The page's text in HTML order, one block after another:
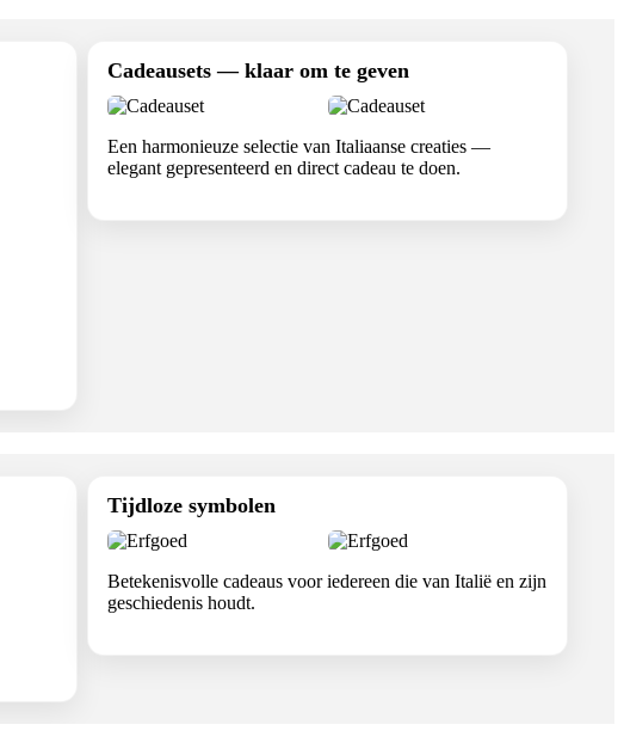
Cadeausets — klaar om te geven
Een harmonieuze selectie van Italiaanse creaties —
elegant gepresenteerd en direct cadeau te doen.
Tijdloze symbolen
Betekenisvolle cadeaus voor iedereen die van Italië en zijn
geschiedenis houdt.